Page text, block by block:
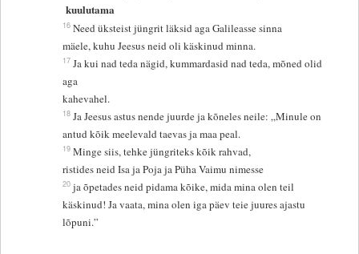
kuulutama
16 Need üksteist jüngrit läksid aga Galileasse sinna
mäele, kuhu Jeesus neid oli käskinud minna.
17 Ja kui nad teda nägid, kummardasid nad teda, mõned olid
aga
kahevahel.
18 Ja Jeesus astus nende juurde ja kõneles neile: „Minule on
antud kõik meelevald taevas ja maa peal.
19 Minge siis, tehke jüngriteks kõik rahvad,
ristides neid Isa ja Poja ja Püha Vaimu nimesse
20 ja õpetades neid pidama kõike, mida mina olen teil
käskinud! Ja vaata, mina olen iga päev teie juures ajastu
lõpuni.”